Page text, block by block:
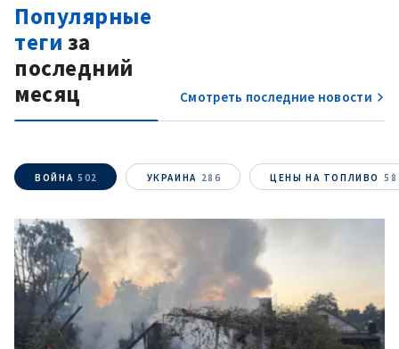
Популярные
теги за
последний
месяц
Смотреть последние новости
ВОЙНА 502 УКРАИНА 286 ЦЕНЫ НА ТОПЛИВО 58